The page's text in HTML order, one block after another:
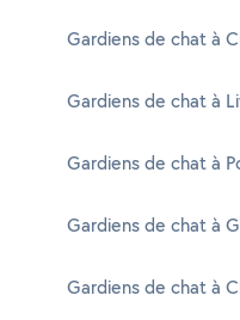
Gardiens de chat à
Gardiens de chat à
Gardiens de chat à
Gardiens de chat à
Gardiens de chat à